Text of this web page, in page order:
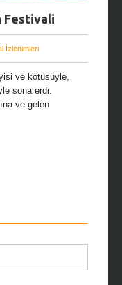
Festivali
İzlenimleri
ve kötüsüyle,
sona erdi.
ve gelen